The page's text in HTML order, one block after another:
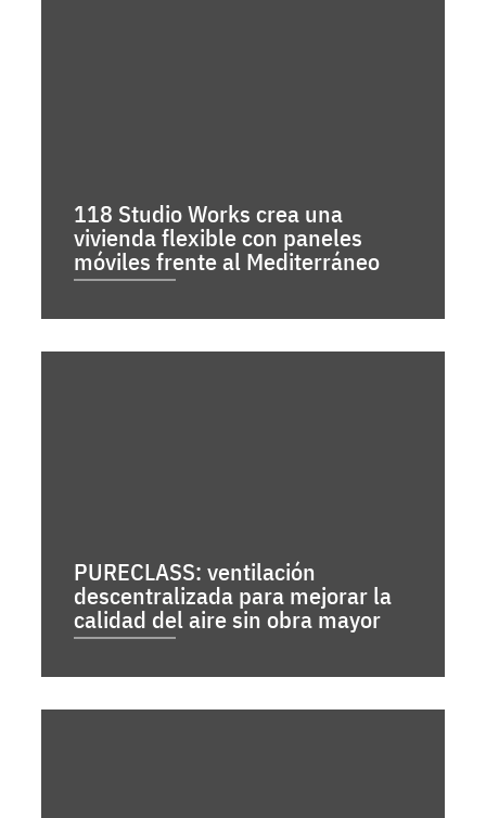
118 Studio Works crea una
vivienda flexible con paneles
móviles frente al Mediterráneo
PURECLASS: ventilación
descentralizada para mejorar la
calidad del aire sin obra mayor